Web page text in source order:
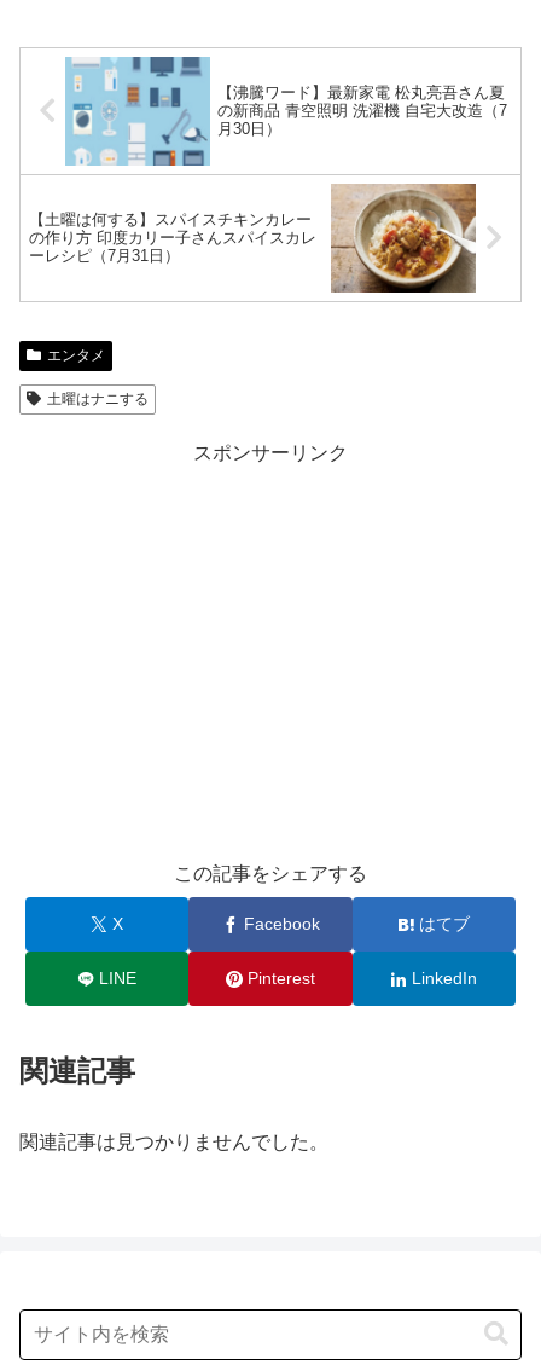
【沸騰ワード】最新家電 松丸亮吾さん夏
の新商品 青空照明 洗濯機 自宅大改造（7
月30日）
【土曜は何する】スパイスチキンカレー
の作り方 印度カリー子さんスパイスカレ
ーレシピ（7月31日）
エンタメ
土曜はナニする
スポンサーリンク
この記事をシェアする
X Facebook はてブ
LINE Pinterest LinkedIn
関連記事
関連記事は見つかりませんでした。